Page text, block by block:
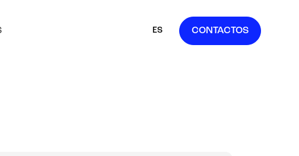
ES CONTACTOS